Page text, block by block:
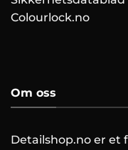
Colourlock.no
Om oss
Detailshop.no er et